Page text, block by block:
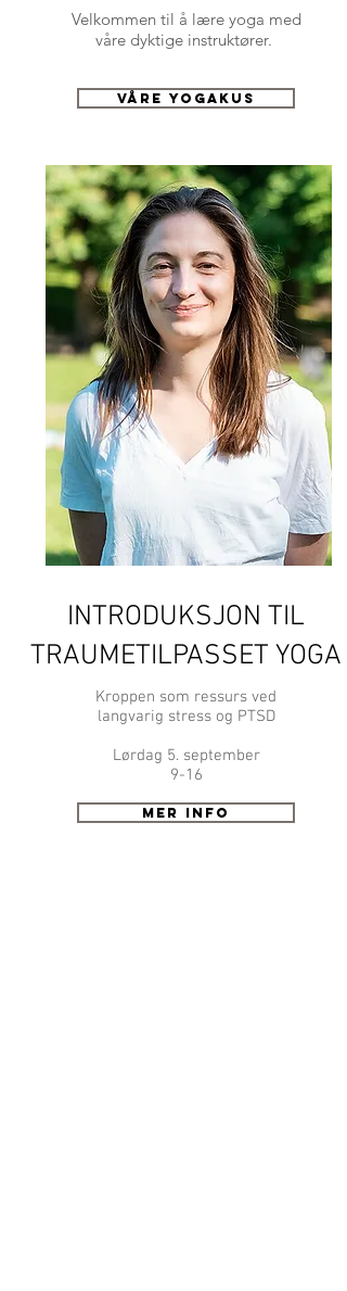
Velkommen til å lære yoga med
våre dyktige instruktører.
våre yogakus
INTRODUKSJON TIL
TRAUMETILPASSET YOGA
Kroppen som ressurs ved
langvarig stress og PTSD
Lørdag 5. september
9-16
Mer info